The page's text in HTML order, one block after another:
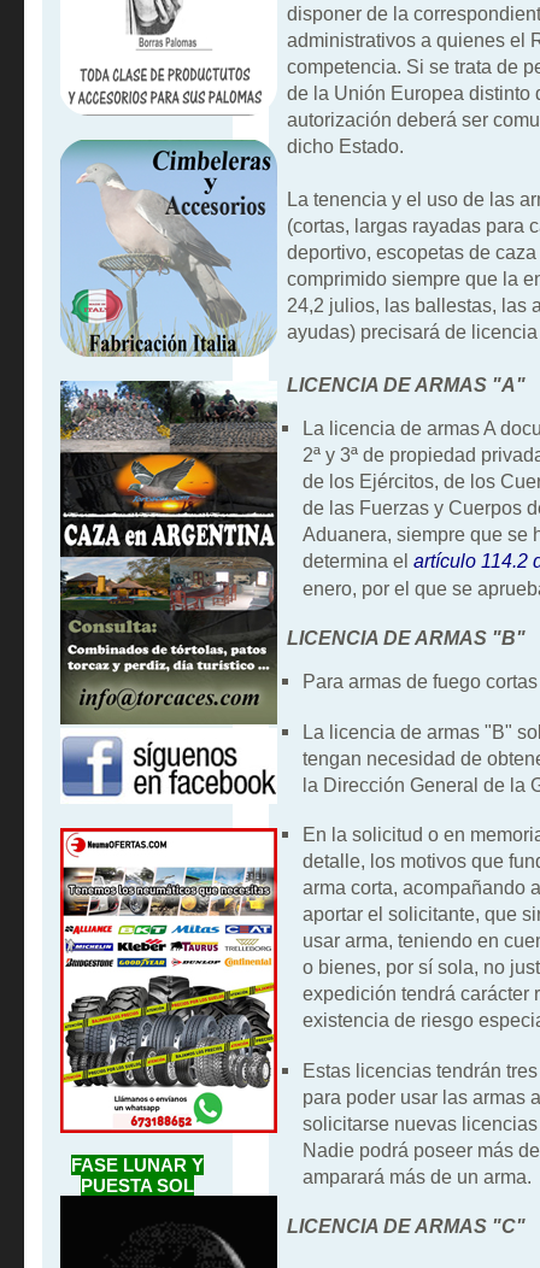
FASE LUNAR Y
PUESTA SOL
disponer de la
administrativos a quienes el
competencia. Si se trata de
de la Unión Europea distinto
autorización deberá ser
dicho Estado.
La tenencia y el uso de las
(cortas, largas rayadas para
deportivo, escopetas de
comprimido siempre que la
24,2 julios, las ballestas, las
ayudas) precisará de
LICENCIA DE ARMAS "A"
La licencia de armas A
2ª y 3ª de propiedad
de los Ejércitos, de los
de las Fuerzas y Cuerpos
Aduanera, siempre que se
determina el artículo 114.2
enero, por el que se
LICENCIA DE ARMAS "B"
Para armas de fuego
La licencia de armas "B"
tengan necesidad de
la Dirección General de la
En la solicitud o en
detalle, los motivos que
arma corta, acompañando
aportar el solicitante, que
usar arma, teniendo en
o bienes, por sí sola, no
expedición tendrá carácter
existencia de riesgo
Estas licencias tendrán
para poder usar las armas
solicitarse nuevas
Nadie podrá poseer más
amparará más de un arma.
LICENCIA DE ARMAS "C"